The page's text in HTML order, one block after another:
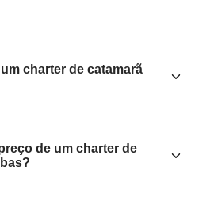
charter de catamarã
de um charter de